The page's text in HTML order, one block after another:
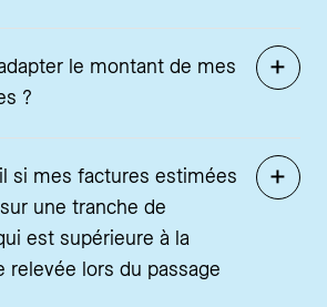
le montant de mes
?
si mes factures estimées
une tranche de
est supérieure à la
relevée lors du passage